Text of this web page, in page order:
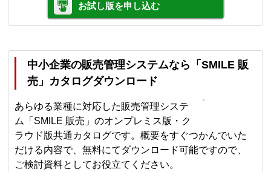
お試し版を申し込む
中小企業の販売管理システムなら「SMILE 販
売」カタログダウンロード
あらゆる業種に対応した販売管理システ
ム「SMILE 販売」のオンプレミス版・ク
ラウド版共通カタログです。概要をすぐつかんでいた
だける内容で、無料にてダウンロード可能ですので、
ご検討資料としてお役立てください。